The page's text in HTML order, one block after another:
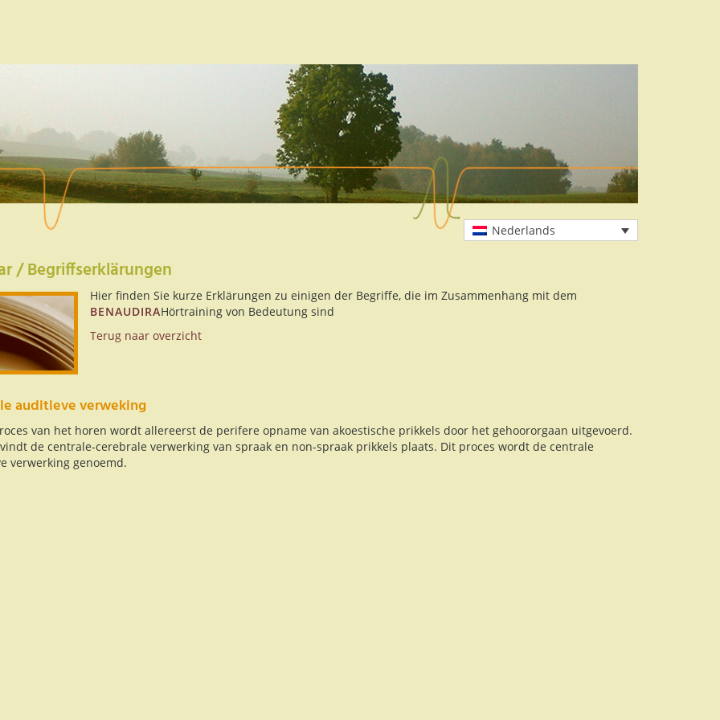
Nederlands
/ Begriffserklärungen
Hier finden Sie kurze Erklärungen zu einigen der Begriffe, die im Zusammenhang mit dem
BENAUDIRAHörtraining von Bedeutung sind
Terug naar overzicht
auditieve verweking
van het horen wordt allereerst de perifere opname van akoestische prikkels door het gehoororgaan uitgevoerd.
de centrale-cerebrale verwerking van spraak en non-spraak prikkels plaats. Dit proces wordt de centrale
verwerking genoemd.